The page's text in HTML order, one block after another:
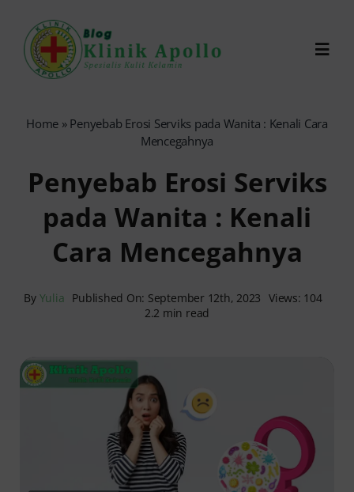
content
Reservasi Online
Search
Home » Penyebab Erosi Serviks pada Wanita : Kenali Cara
Mencegahnya
Penyebab Erosi Serviks
pada Wanita : Kenali
Cara Mencegahnya
By Yulia Published On: September 12th, 2023 Views: 104
2.2 min read